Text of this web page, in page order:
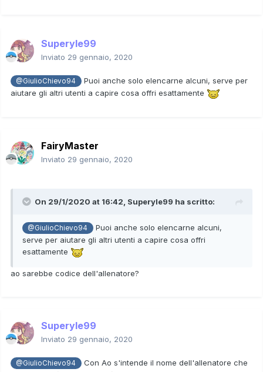
Superyle99
Inviato 29 gennaio, 2020
@GiulioChievo94
Puoi anche solo elencarne alcuni, serve per
aiutare gli altri utenti a capire cosa offri esattamente
FairyMaster
Inviato 29 gennaio, 2020
On 29/1/2020 at 16:42, Superyle99 ha scritto:
@GiulioChievo94
Puoi anche solo elencarne alcuni,
serve per aiutare gli altri utenti a capire cosa offri
esattamente
ao sarebbe codice dell'allenatore?
Superyle99
Inviato 29 gennaio, 2020
@GiulioChievo94
Con Ao s'intende il nome dell'allenatore che